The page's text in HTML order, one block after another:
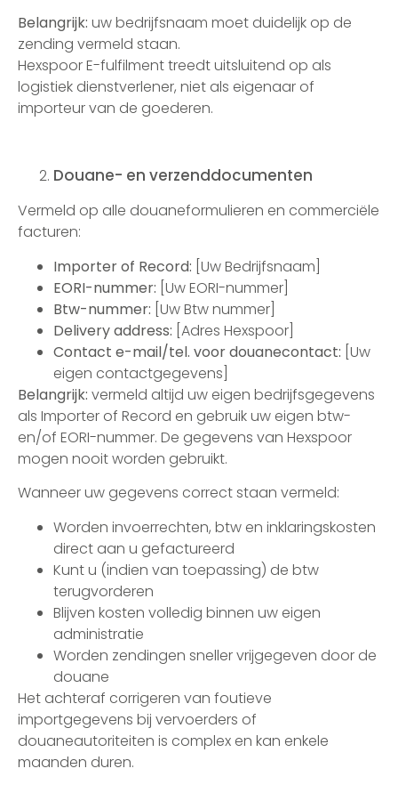
Belangrijk: uw bedrijfsnaam moet duidelijk op de
zending vermeld staan.
Hexspoor E-fulfilment treedt uitsluitend op als
logistiek dienstverlener, niet als eigenaar of
importeur van de goederen.
Douane- en verzenddocumenten
Vermeld op alle douaneformulieren en commerciële
facturen:
Importer of Record: [Uw Bedrijfsnaam]
EORI-nummer: [Uw EORI-nummer]
Btw-nummer: [Uw Btw nummer]
Delivery address: [Adres Hexspoor]
Contact e-mail/tel. voor douanecontact: [Uw
eigen contactgegevens]
Belangrijk: vermeld altijd uw eigen bedrijfsgegevens
als Importer of Record en gebruik uw eigen btw-
en/of EORI-nummer. De gegevens van Hexspoor
mogen nooit worden gebruikt.
Wanneer uw gegevens correct staan vermeld:
Worden invoerrechten, btw en inklaringskosten
direct aan u gefactureerd
Kunt u (indien van toepassing) de btw
terugvorderen
Blijven kosten volledig binnen uw eigen
administratie
Worden zendingen sneller vrijgegeven door de
douane
Het achteraf corrigeren van foutieve
importgegevens bij vervoerders of
douaneautoriteiten is complex en kan enkele
maanden duren.